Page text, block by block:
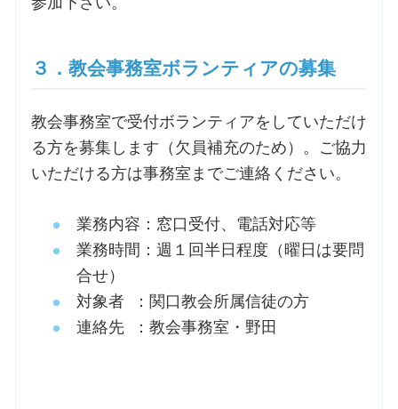
３．教会事務室ボランティアの募集
教会事務室で受付ボランティアをしていただけ
る方を募集します（欠員補充のため）。ご協力
いただける方は事務室までご連絡ください。
業務内容：窓口受付、電話対応等
業務時間：週１回半日程度（曜日は要問
合せ）
対象者 ：関口教会所属信徒の方
連絡先 ：教会事務室・野田